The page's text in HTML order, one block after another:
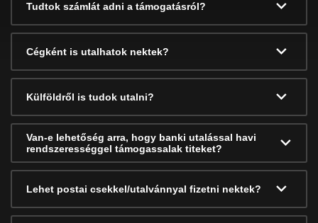
Tudtok számlát adni a támogatásról?
Cégként is utalhatok nektek?
Külföldről is tudok utalni?
Van-e lehetőség arra, hogy banki utalással havi
rendszerességgel támogassalak titeket?
Lehet postai csekkel/utalvánnyal fizetni nektek?